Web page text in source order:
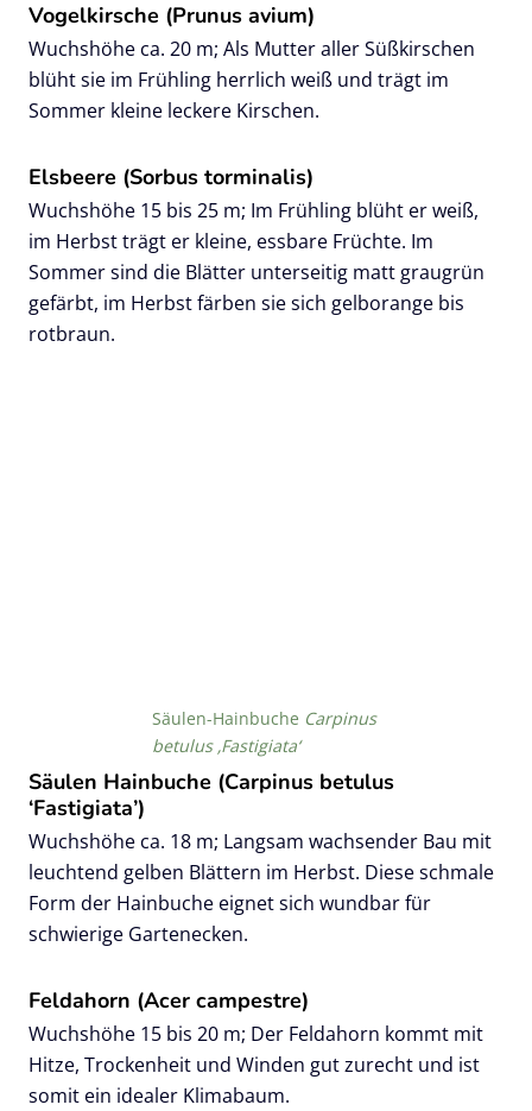
Vogelkirsche (Prunus avium)
Wuchshöhe ca. 20 m; Als Mutter aller Süßkirschen
blüht sie im Frühling herrlich weiß und trägt im
Sommer kleine leckere Kirschen.
Elsbeere (Sorbus torminalis)
Wuchshöhe 15 bis 25 m; Im Frühling blüht er weiß,
im Herbst trägt er kleine, essbare Früchte. Im
Sommer sind die Blätter unterseitig matt graugrün
gefärbt, im Herbst färben sie sich gelborange bis
rotbraun.
Säulen-Hainbuche Carpinus
betulus ‚Fastigiata‘
Säulen Hainbuche (Carpinus betulus
‘Fastigiata’)
Wuchshöhe ca. 18 m; Langsam wachsender Bau mit
leuchtend gelben Blättern im Herbst. Diese schmale
Form der Hainbuche eignet sich wundbar für
schwierige Gartenecken.
Feldahorn (Acer campestre)
Wuchshöhe 15 bis 20 m; Der Feldahorn kommt mit
Hitze, Trockenheit und Winden gut zurecht und ist
somit ein idealer Klimabaum.